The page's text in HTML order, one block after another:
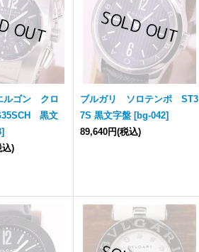
ルゴン クロ
黒文
]
込)
ブルガリ ソロテンポ ST3
7S 黒文字盤 [bg-042]
89,640円(税込)